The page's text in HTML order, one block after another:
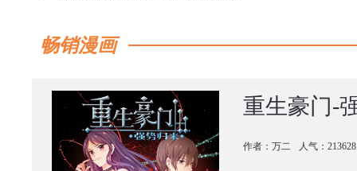
畅销漫画
重生豪门-
作者：万二 人气：213628